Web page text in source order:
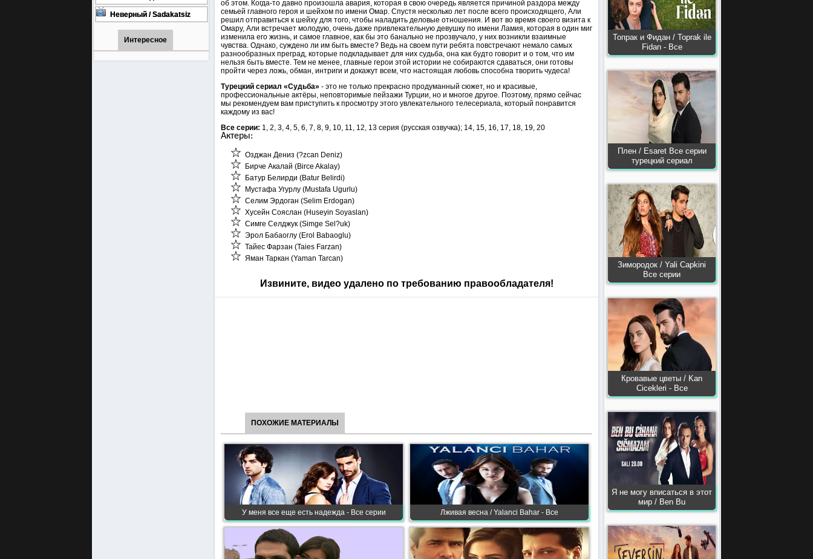
онлайн бесплатно
1001 (Турецкий сериал Все
серии) 1-90 серия
Неверный / Sadakatsiz
Все серии турецкий сериал
смотреть онлайн на
русском языке
Интересное
Топрак и Фидан / Toprak ile
Fidan - Все
Плен / Esaret Все серии
турецкий сериал
Зимородок / Yali Capkini
Все серии
Кровавые цветы / Kan
Сiсekleri - Все
Я не могу вписаться в этот
мир / Ben Bu
об этом. Когда-то давно произошла авария, которая в свою очередь является причиной раздора между
семьей главного героя и шейхом по имени Омар. Спустя несколько лет после всего происходящего, Али
решил отправиться к шейху для того, чтобы наладить деловые отношения. И вот во время своего визита к
Омару, Али встречает молодую, очень даже привлекательную девушку по имени Ламия, которая в один миг
изменила его жизнь, и самое главное, как бы это банально не прозвучало, у них возникли взаимные
чувства. Однако, суждено ли им быть вместе? Ведь на своем пути ребята повстречают немало самых
разнообразных преград, которые подкладывает для них судьба, она как будто говорит и о том, что им
нельзя быть вместе. Тем не менее, главные герои этой истории не собираются сдаваться, они готовы
пройти через ложь, обман, интриги и докажут всем, что настоящая любовь способна творить чудеса!
Турецкий сериал «Судьба» - это не только прекрасно продуманный сюжет, но и красивые,
профессиональные актёры, неповторимые пейзажи Турции, но и многое другое. Поэтому, прямо сейчас
мы рекомендуем вам приступить к просмотру этого увлекательного телесериала, который понравится
каждому из вас!
Все серии: 1, 2, 3, 4, 5, 6, 7, 8, 9, 10, 11, 12, 13 серия (русская озвучка); 14, 15, 16, 17, 18, 19, 20
Актеры:
Озджан Дениз (?zcan Deniz)
Бирче Акалай (Birce Akalay)
Батур Белирди (Batur Belirdi)
Мустафа Угурлу (Mustafa Ugurlu)
Селим Эрдоган (Selim Erdogan)
Хусейн Сояслан (Huseyin Soyaslan)
Симге Селджук (Simge Sel?uk)
Эрол Бабаоглу (Erol Babaoglu)
Тайес Фарзан (Taies Farzan)
Яман Таркан (Yaman Tarcan)
Извините, видео удалено по требованию правообладателя!
ПОХОЖИЕ МАТЕРИАЛЫ
У меня все еще есть надежда - Все серии Лживая весна / Yalanci Bahar - Все